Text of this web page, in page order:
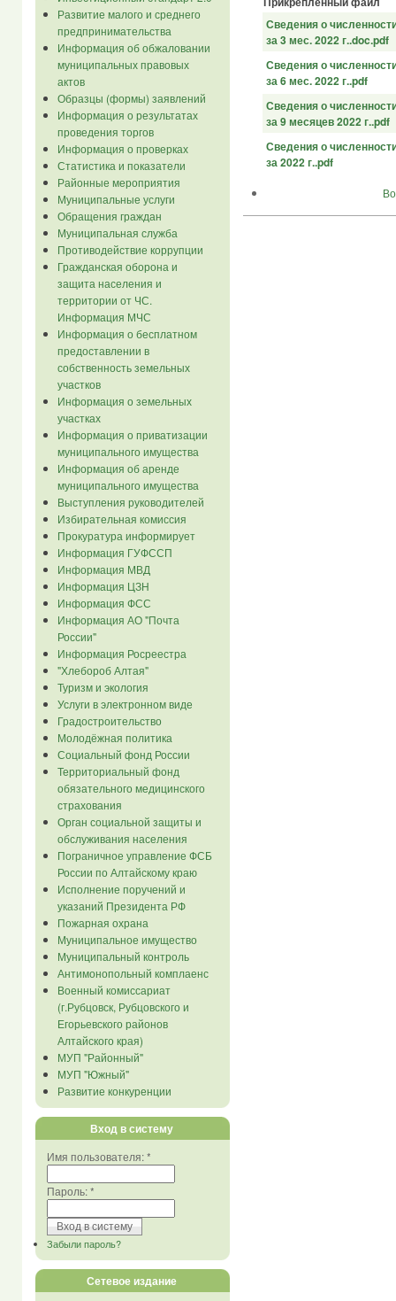
Развитие малого и среднего
предпринимательства
Информация об обжаловании
муниципальных правовых
актов
Образцы (формы) заявлений
Информация о результатах
проведения торгов
Информация о проверках
Статистика и показатели
Районные мероприятия
Муниципальные услуги
Обращения граждан
Муниципальная служба
Противодействие коррупции
Гражданская оборона и
защита населения и
территории от ЧС.
Информация МЧС
Информация о бесплатном
предоставлении в
собственность земельных
участков
Информация о земельных
участках
Информация о приватизации
муниципального имущества
Информация об аренде
муниципального имущества
Выступления руководителей
Избирательная комиссия
Прокуратура информирует
Информация ГУФССП
Информация МВД
Информация ЦЗН
Информация ФСС
Информация АО "Почта
России"
Информация Росреестра
"Хлебороб Алтая"
Туризм и экология
Услуги в электронном виде
Градостроительство
Молодёжная политика
Социальный фонд России
Территориальный фонд
обязательного медицинского
страхования
Орган социальной защиты и
обслуживания населения
Пограничное управление ФСБ
России по Алтайскому краю
Исполнение поручений и
указаний Президента РФ
Пожарная охрана
Муниципальное имущество
Муниципальный контроль
Антимонопольный комплаенс
Военный комиссариат
(г.Рубцовск, Рубцовского и
Егорьевского районов
Алтайского края)
МУП "Районный"
МУП "Южный"
Развитие конкуренции
Вход в систему
Имя пользователя:*
Пароль:*
Забыли пароль?
Сетевое издание
Сведения о
за 3 мес. 2022 г..doc.pdf
Сведения о
за 6 мес. 2022 г..pdf
Сведения о
за 9 месяцев 2022 г..pdf
Сведения о
за 2022 г..pdf